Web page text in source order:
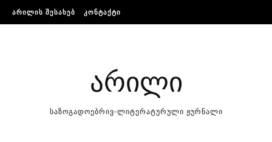
Skip to content
ᲐᲠᲘᲚᲘᲡ ᲨᲔᲡᲐᲮᲔᲑ ᲙᲝᲜᲢᲐᲥᲢᲘ
არილი
საზოგადოებრივ-ლიტერატურული ჟურნალი